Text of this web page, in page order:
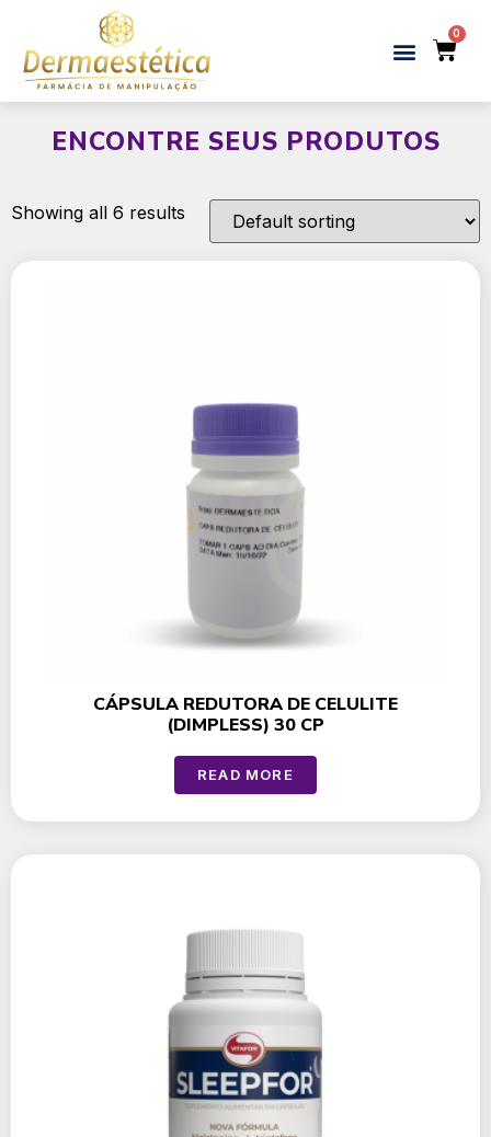
ENCONTRE SEUS PRODUTOS
Showing all 6 results
CÁPSULA REDUTORA DE CELULITE
(DIMPLESS) 30 CP
READ MORE